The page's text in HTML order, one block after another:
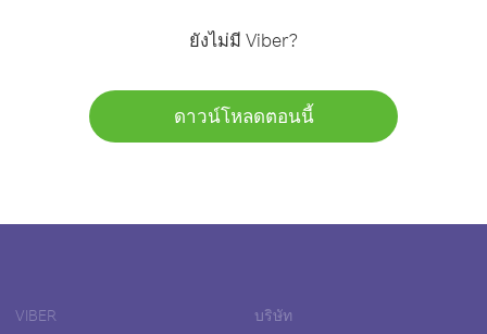
ยังไม่มี Viber?
ดาวน์โหลดตอนนี้
VIBER บริษัท